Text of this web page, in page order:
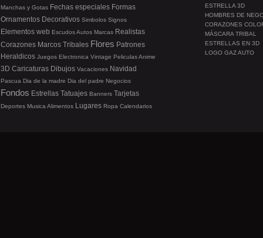
ESTRELLA 3D
HOMBRES DE
CORAZONES
MÁSCARA TRIBAL
ESTRELLAS EN 3D
LOGO GAZ AUTO
Manchas y Gotas Fechas especiales Formas
Ornamentos Decorativos Simbolos Signos
Elementos web EscudosAutos Marcas Realistas
Corazones Marcos Tribales Flores Patrones
Heraldicos Juegos Electronica Vintage PeliculasAnime
3D Caricaturas Dibujos Vacaciones Navidad
Pascua Dia de la madre Dia del padre Negocios
Fondos Estrellas Tatuajes Banners Tarjetas
Deportes Musica Alimentos Lugares Ropa Calendarios